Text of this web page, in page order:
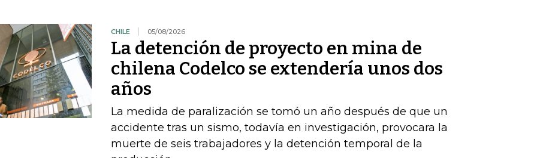
CHILE 05/08/2026
La detención de proyecto en mina de
chilena Codelco se extendería unos dos
años
La medida de paralización se tomó un año después de que un
accidente tras un sismo, todavía en investigación, provocara la
muerte de seis trabajadores y la detención temporal de la